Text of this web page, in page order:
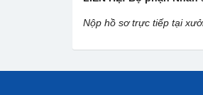
Nộp hồ sơ trực tiếp tại